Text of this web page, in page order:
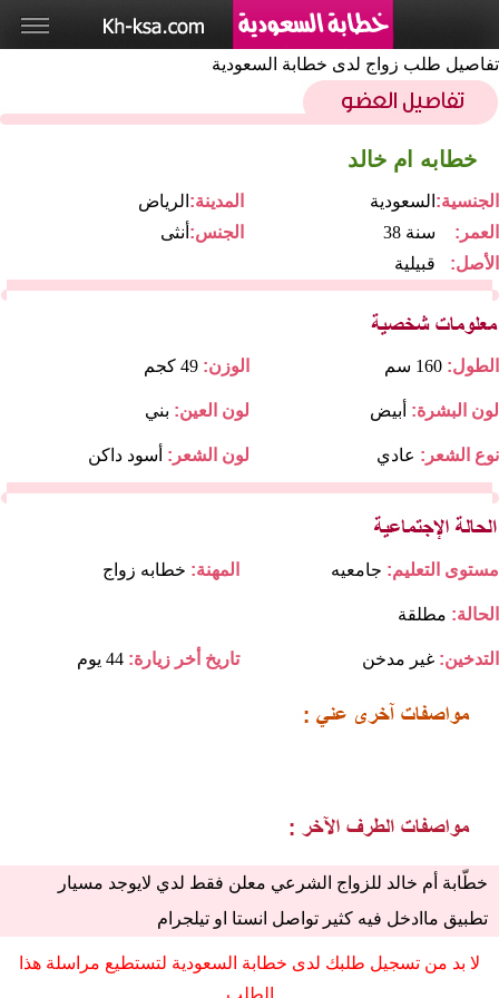
تفاصيل طلب زواج لدى خطابة السعودية
خطابه ام خالد
الرياض المدينة: السعودية الجنسية:
أنثى الجنس: 38 سنة
العمر:
قبيلية
الأصل:
الوزن: 49 كجم الطول: 160 سم
لون العين: بني لون البشرة: أبيض
لون الشعر: أسود داكن نوع الشعر: عادي
المهنة: خطابه زواج مستوى التعليم: جامعيه
الحالة: مطلقة
تاريخ أخر زيارة: 44 يوم التدخين: غير مدخن
خطّابة أم خالد للزواج الشرعي معلن فقط لدي لايوجد مسيار
تطبيق ماادخل فيه كثير تواصل انستا او تيلجرام
لا بد من تسجيل طلبك لدى خطابة السعودية لتستطيع مراسلة هذا
الطلب